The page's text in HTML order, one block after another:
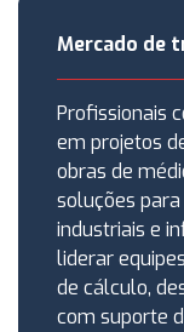
Mercado de
Profissionais
em projetos
obras de
soluções
industriais e
liderar
de cálculo,
com suporte